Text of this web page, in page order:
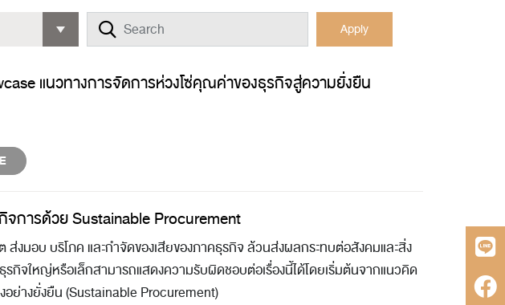
Apply
แนวทางการจัดการห่วงโซ่คุณค่าของธุรกิจสู่ความยั่งยืน
จการด้วย Sustainable Procurement
ส่งมอบ บริโภค และกำจัดของเสียของภาคธุรกิจ ล้วนส่งผลกระทบต่อสังคมและสิ่ง
กิจใหญ่หรือเล็กสามารถแสดงความรับผิดชอบต่อเรื่องนี้ได้โดยเริ่มต้นจากแนวคิด
อย่างยั่งยืน (Sustainable Procurement)